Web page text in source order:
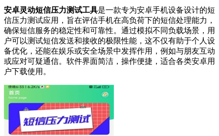
安卓灵动短信压力测试工具是一款专为安卓手机设备设计的短
信压力测试应用，旨在评估手机在高负荷下的短信处理能力，
确保短信服务的稳定性和可靠性。通过模拟不同负载场景，用
户可以测试短信发送和接收的极限性能，这不仅有助于个人设
备优化，还能在娱乐或安全场景中发挥作用，例如与朋友互动
或应对可疑通信。软件界面简洁，操作便捷，适合各类安卓用
户下载使用。